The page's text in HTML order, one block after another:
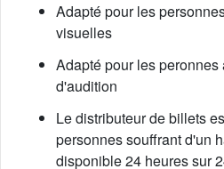
Adapté pour les
visuelles
Adapté pour les
d'audition
Le distributeur de billets
personnes souffrant d'un
disponible 24 heures sur